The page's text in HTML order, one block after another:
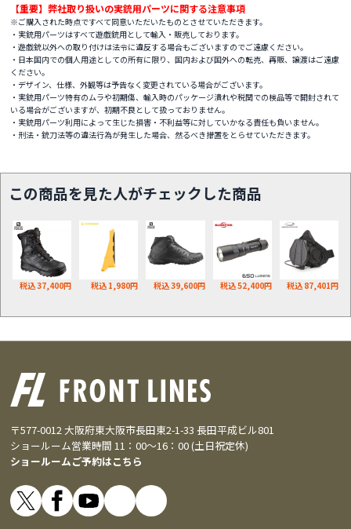
【重要】弊社取り扱いの実銃用パーツに関する注意事項
※ご購入された時点ですべて同意いただいたものとさせていただきます。
・実銃用パーツはすべて遊戯銃用として輸入・販売しております。
・遊戯銃以外への取り付けは法令に違反する場合もございますのでご遠慮ください。
・日本国内での個人用途としての所有に限り、国内および国外への転売、再販、譲渡はご遠慮
ください。
・デザイン、仕様、外観等は予告なく変更されている場合がございます。
・実銃用パーツ特有のムラや初期傷、輸入時のパッケージ潰れや税関での検品等で開封されて
いる場合がございますが、初期不良として扱っておりません。
・実銃用パーツ利用によって生じた損害・不利益等に対していかなる責任も負いません。
・刑法・銃刀法等の違法行為が発生した場合、然るべき措置をとらせていただきます。
この商品を見た人がチェックした商品
税込 37,400円 税込 1,980円 税込 39,600円 税込 52,400円 税込 87,401円
〒577-0012 大阪府東大阪市長田東2-1-33 長田平成ビル801
ショールーム営業時間 11：00～16：00 (土日祝定休)
ショールームご予約はこちら